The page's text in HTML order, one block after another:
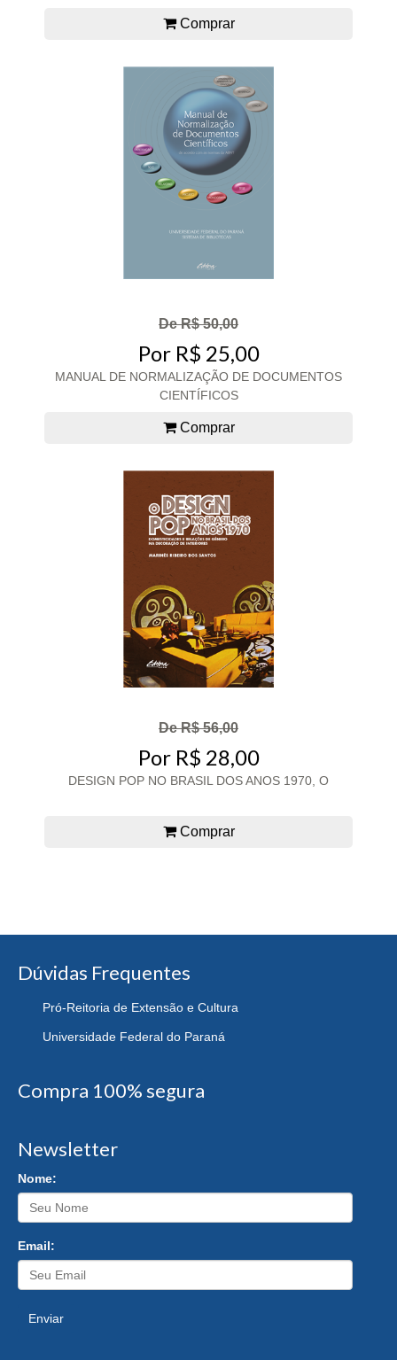
Comprar
De R$ 50,00
Por R$ 25,00
MANUAL DE NORMALIZAÇÃO DE DOCUMENTOS
CIENTÍFICOS
Comprar
De R$ 56,00
Por R$ 28,00
DESIGN POP NO BRASIL DOS ANOS 1970, O
Comprar
Dúvidas Frequentes
Pró-Reitoria de Extensão e Cultura
Universidade Federal do Paraná
Compra 100% segura
Newsletter
Nome:
Email:
Enviar